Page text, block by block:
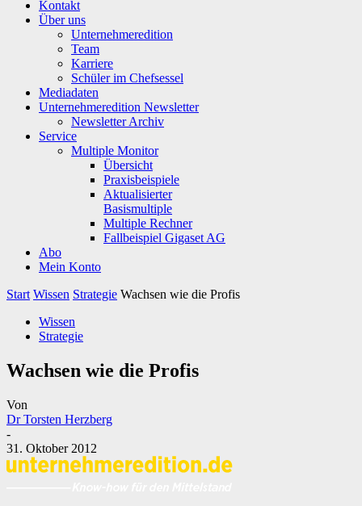
Kontakt
Über uns
Unternehmeredition
Team
Karriere
Schüler im Chefsessel
Mediadaten
Unternehmeredition Newsletter
Newsletter Archiv
Service
Multiple Monitor
Übersicht
Praxisbeispiele
Aktualisierter
Basismultiple
Multiple Rechner
Fallbeispiel Gigaset AG
Abo
Mein Konto
Start Wissen Strategie Wachsen wie die Profis
Wissen
Strategie
Wachsen wie die Profis
Von
Dr Torsten Herzberg
-
31. Oktober 2012